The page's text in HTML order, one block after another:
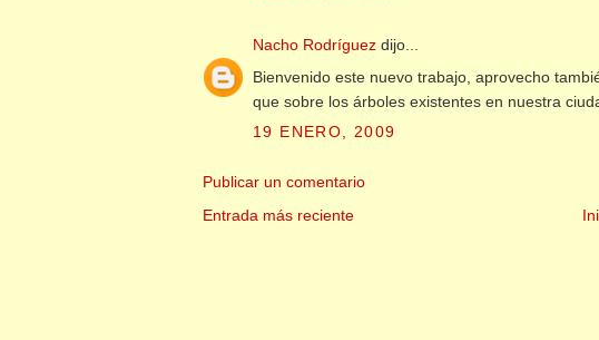
Nacho Rodríguez dijo...
Bienvenido este nuevo trabajo, aprovecho
que sobre los árboles existentes en nuestra
19 ENERO, 2009
Publicar un comentario
Entrada más reciente